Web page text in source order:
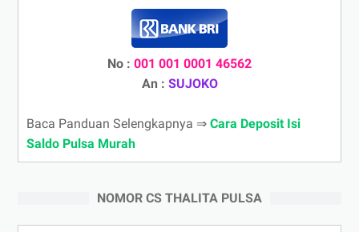
No : 001 001 0001 46562
An : SUJOKO
Baca Panduan Selengkapnya ⇒ Cara Deposit Isi
Saldo Pulsa Murah
NOMOR CS THALITA PULSA